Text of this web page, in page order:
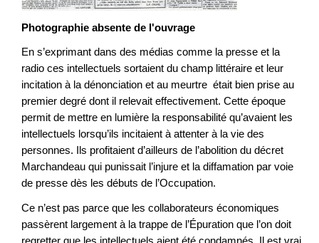
Photographie absente de l'ouvrage
En s’exprimant dans des médias comme la presse et la
radio ces intellectuels sortaient du champ littéraire et leur
incitation à la dénonciation et au meurtre était bien prise au
premier degré dont il relevait effectivement. Cette époque
permit de mettre en lumière la responsabilité qu’avaient les
intellectuels lorsqu’ils incitaient à attenter à la vie des
personnes. Ils profitaient d’ailleurs de l’abolition du décret
Marchandeau qui punissait l’injure et la diffamation par voie
de presse dès les débuts de l’Occupation.
Ce n’est pas parce que les collaborateurs économiques
passèrent largement à la trappe de l’Épuration que l’on doit
regretter que les intellectuels aient été condamnés. Il est vrai